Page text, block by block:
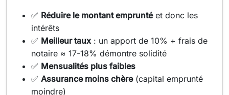
✅ Réduire le montant empruntéet donc les
intérêts
✅ Meilleur taux: un apport de 10% + frais de
notaire ≈ 17-18% démontre solidité
✅ Mensualités plus faibles
✅ Assurance moins chère(capital emprunté
moindre)